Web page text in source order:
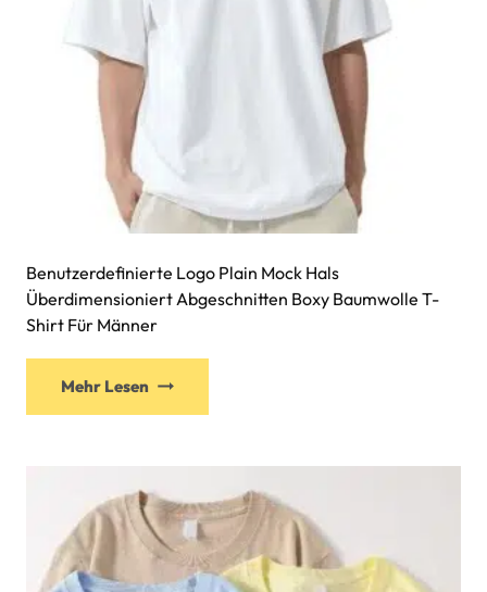
Benutzerdefinierte Logo Plain Mock Hals
Überdimensioniert Abgeschnitten Boxy Baumwolle T-
Shirt Für Männer
Mehr Lesen